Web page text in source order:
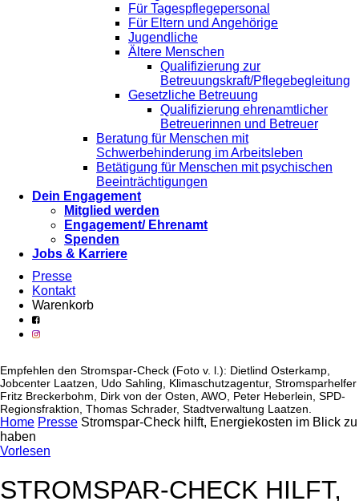
Für Tagespflegepersonal
Für Eltern und Angehörige
Jugendliche
Ältere Menschen
Qualifizierung zur
Betreuungskraft/Pflegebegleitung
Gesetzliche Betreuung
Qualifizierung ehrenamtlicher
Betreuerinnen und Betreuer
Beratung für Menschen mit
Schwerbehinderung im Arbeitsleben
Betätigung für Menschen mit psychischen
Beeinträchtigungen
Dein Engagement
Mitglied werden
Engagement/ Ehrenamt
Spenden
Jobs & Karriere
Presse
Kontakt
Warenkorb
Empfehlen den Stromspar-Check (Foto v. l.): Dietlind Osterkamp,
Jobcenter Laatzen, Udo Sahling, Klimaschutzagentur, Stromsparhelfer
Fritz Breckerbohm, Dirk von der Osten, AWO, Peter Heberlein, SPD-
Regionsfraktion, Thomas Schrader, Stadtverwaltung Laatzen.
Home Presse Stromspar-Check hilft, Energiekosten im Blick zu
haben
Vorlesen
STROMSPAR-CHECK HILFT,